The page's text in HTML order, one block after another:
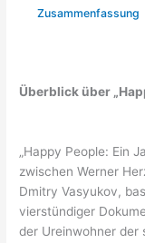
Zusammenfassung
Überblick über
„Happy People: Ein
zwischen Werner
Dmitry Vasyukov,
vierstündiger
der Ureinwohner der